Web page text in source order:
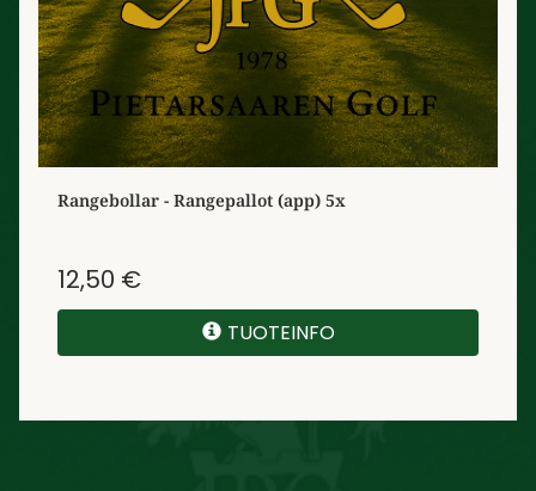
Rangebollar - Rangepallot (app) 5x
12,50 €
TUOTEINFO